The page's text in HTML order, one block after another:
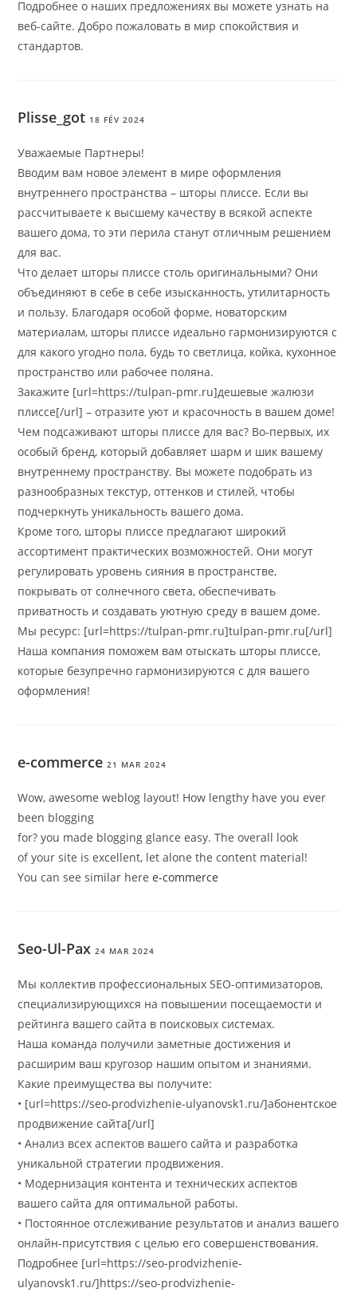
Подробнее о наших предложениях вы можете узнать на
веб-сайте. Добро пожаловать в мир спокойствия и
стандартов.
Plisse_got 18 FÉV 2024
Уважаемые Партнеры!
Вводим вам новое элемент в мире оформления
внутреннего пространства – шторы плиссе. Если вы
рассчитываете к высшему качеству в всякой аспекте
вашего дома, то эти перила станут отличным решением
для вас.
Что делает шторы плиссе столь оригинальными? Они
объединяют в себе в себе изысканность, утилитарность
и пользу. Благодаря особой форме, новаторским
материалам, шторы плиссе идеально гармонизируются с
для какого угодно пола, будь то светлица, койка, кухонное
пространство или рабочее поляна.
Закажите [url=https://tulpan-pmr.ru]дешевые жалюзи
плиссе[/url] – отразите уют и красочность в вашем доме!
Чем подсаживают шторы плиссе для вас? Во-первых, их
особый бренд, который добавляет шарм и шик вашему
внутреннему пространству. Вы можете подобрать из
разнообразных текстур, оттенков и стилей, чтобы
подчеркнуть уникальность вашего дома.
Кроме того, шторы плиссе предлагают широкий
ассортимент практических возможностей. Они могут
регулировать уровень сияния в пространстве,
покрывать от солнечного света, обеспечивать
приватность и создавать уютную среду в вашем доме.
Мы ресурс: [url=https://tulpan-pmr.ru]tulpan-pmr.ru[/url]
Наша компания поможем вам отыскать шторы плиссе,
которые безупречно гармонизируются с для вашего
оформления!
e-commerce 21 MAR 2024
Wow, awesome weblog layout! How lengthy have you ever
been blogging
for? you made blogging glance easy. The overall look
of your site is excellent, let alone the content material!
You can see similar heree-commerce
Seo-Ul-Pax 24 MAR 2024
Мы коллектив профессиональных SEO-оптимизаторов,
специализирующихся на повышении посещаемости и
рейтинга вашего сайта в поисковых системах.
Наша команда получили заметные достижения и
расширим ваш кругозор нашим опытом и знаниями.
Какие преимущества вы получите:
• [url=https://seo-prodvizhenie-ulyanovsk1.ru/]абонентское
продвижение сайта[/url]
• Анализ всех аспектов вашего сайта и разработка
уникальной стратегии продвижения.
• Модернизация контента и технических аспектов
вашего сайта для оптимальной работы.
• Постоянное отслеживание результатов и анализ вашего
онлайн-присутствия с целью его совершенствования.
Подробнее [url=https://seo-prodvizhenie-
ulyanovsk1.ru/]https://seo-prodvizhenie-